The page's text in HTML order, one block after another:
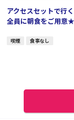
アクセスセットで行
全員に朝食をご用意
喫煙 食事なし